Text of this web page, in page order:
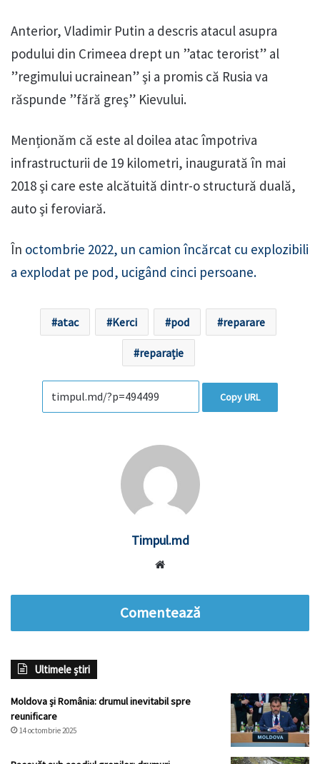
Anterior, Vladimir Putin a descris atacul asupra
podului din Crimeea drept un ”atac terorist” al
”regimului ucrainean” şi a promis că Rusia va
răspunde ”fără greş” Kievului.
Menționăm că este al doilea atac împotriva
infrastructurii de 19 kilometri, inaugurată în mai
2018 şi care este alcătuită dintr-o structură duală,
auto şi feroviară.
În octombrie 2022, un camion încărcat cu explozibili
a explodat pe pod, ucigând cinci persoane.
atac Kerci pod reparare
reparație
Copy URL
Timpul.md
Comentează
Ultimele știri
Moldova și România: drumul inevitabil spre
reunificare
14 octombrie 2025